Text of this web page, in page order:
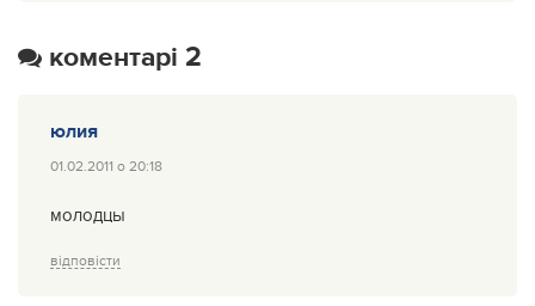
коментарі 2
юлия
01.02.2011 о 20:18
молодцы
відповісти